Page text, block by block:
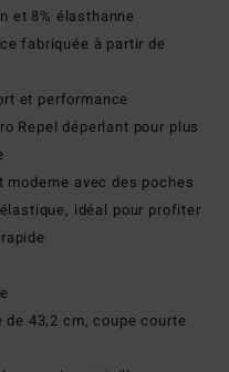
et 8% élasthanne
fabriquée à partir de
et performance
Repel déperlant pour plus
avec des poches
idéal pour profiter
de 43,2 cm, coupe courte